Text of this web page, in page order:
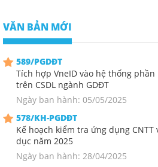
VĂN BẢN MỚI
589/PGDĐT
Tích hợp VneID vào hệ thống
trên CSDL ngành GDĐT
Ngày ban hành: 05/05/2025
578/KH-PGDĐT
Kế hoạch kiểm tra ứng dụng CNTT
dục năm 2025
Ngày ban hành: 28/04/2025